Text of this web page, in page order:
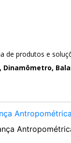
de produtos e